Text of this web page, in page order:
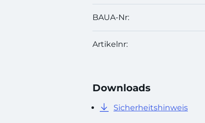
BAUA-Nr:
Artikelnr:
Downloads
Sicherheitshinweis